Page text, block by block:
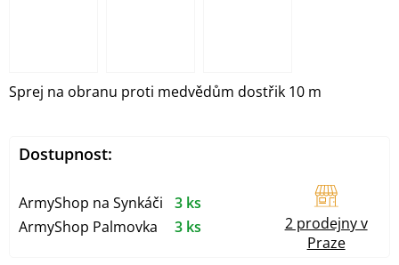
Sprej na obranu proti medvědům dostřik 10 m
Dostupnost:
ArmyShop na Synkáči
3 ks
ArmyShop Palmovka
3 ks
2 prodejny v
Praze